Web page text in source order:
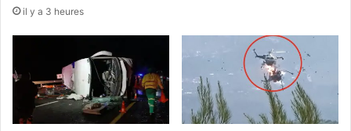
il y a 3 heures